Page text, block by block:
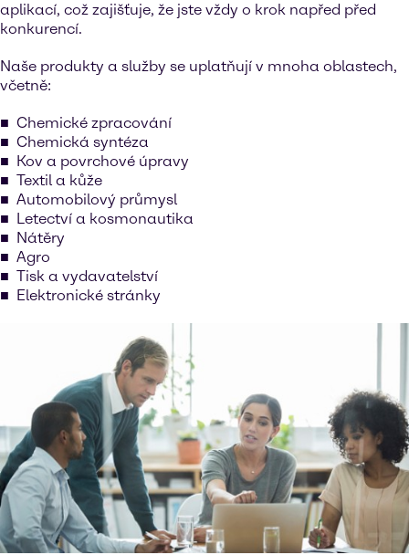
aplikací, což zajišťuje, že jste vždy o krok napřed před
konkurencí.
Naše produkty a služby se uplatňují v mnoha oblastech,
včetně:
Chemické zpracování
Chemická syntéza
Kov a povrchové úpravy
Textil a kůže
Automobilový průmysl
Letectví a kosmonautika
Nátěry
Agro
Tisk a vydavatelství
Elektronické stránky